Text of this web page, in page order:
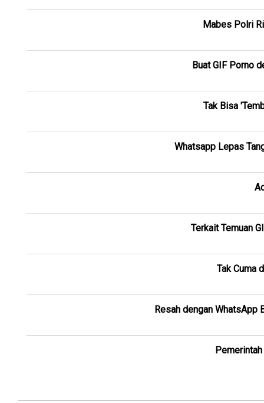
Mabes Polri
Buat GIF Porno
Tak Bisa
Whatsapp Lepas
Terkait Temuan
Tak Cuma
Resah dengan WhatsApp